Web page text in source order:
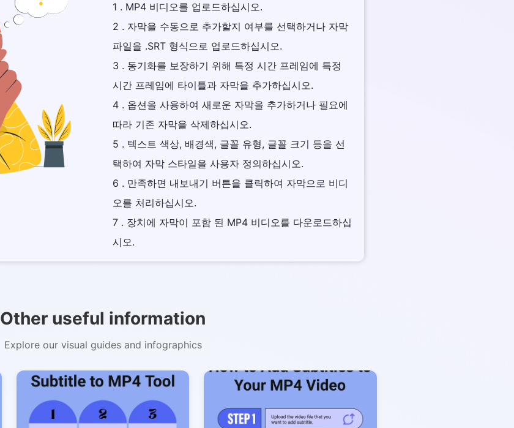
Copy Link
1 . MP4 비디오를 업로드하십시오.
2 . 자막을 수동으로 추가할지 여부를 선택하거나 자막
파일을 .SRT 형식으로 업로드하십시오.
3 . 동기화를 보장하기 위해 특정 시간 프레임에 특정
시간 프레임에 타이틀과 자막을 추가하십시오.
4 . 옵션을 사용하여 새로운 자막을 추가하거나 필요에
따라 기존 자막을 삭제하십시오.
5 . 텍스트 색상, 배경색, 글꼴 유형, 글꼴 크기 등을 선
택하여 자막 스타일을 사용자 정의하십시오.
6 . 만족하면 내보내기 버튼을 클릭하여 자막으로 비디
오를 처리하십시오.
7 . 장치에 자막이 포함 된 MP4 비디오를 다운로드하십
시오.
Other useful information
Explore our visual guides and infographics